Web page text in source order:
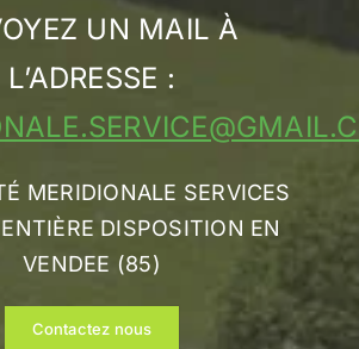
UN MAIL À
L’ADRESSE :
MERIDIONALE SERVICES
DISPOSITION EN
VENDEE (85)
Contactez nous